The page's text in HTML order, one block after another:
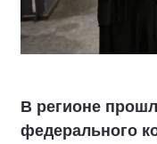
В регионе
федерального